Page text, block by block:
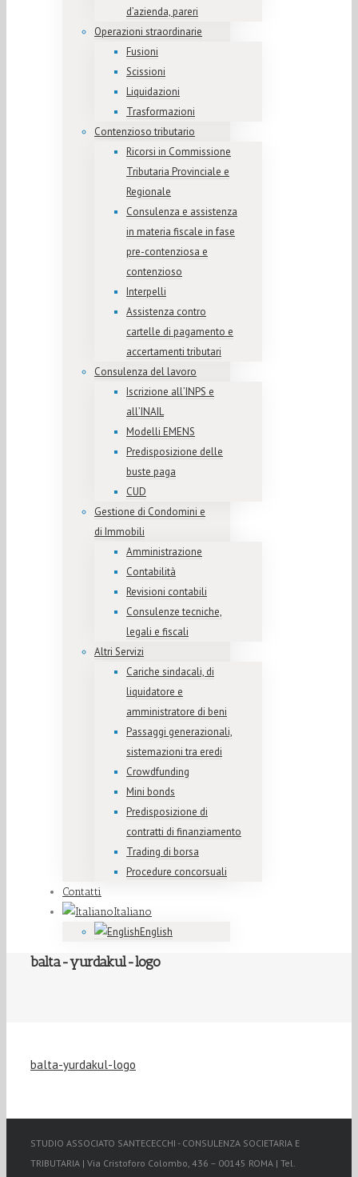
d’azienda, pareri
Operazioni straordinarie
Fusioni
Scissioni
Liquidazioni
Trasformazioni
Contenzioso tributario
Ricorsi in Commissione
Tributaria Provinciale e
Regionale
Consulenza e assistenza
in materia fiscale in fase
pre-contenziosa e
contenzioso
Interpelli
Assistenza contro
cartelle di pagamento e
accertamenti tributari
Consulenza del lavoro
Iscrizione all’INPS e
all’INAIL
Modelli EMENS
Predisposizione delle
buste paga
CUD
Gestione di Condomini e
di Immobili
Amministrazione
Contabilità
Revisioni contabili
Consulenze tecniche,
legali e fiscali
Altri Servizi
Cariche sindacali, di
liquidatore e
amministratore di beni
Passaggi generazionali,
sistemazioni tra eredi
Crowdfunding
Mini bonds
Predisposizione di
contratti di finanziamento
Trading di borsa
Procedure concorsuali
Contatti
Italiano
English
balta-yurdakul-logo
balta-yurdakul-logo
STUDIO ASSOCIATO SANTECECCHI - CONSULENZA SOCIETARIA E
TRIBUTARIA | Via Cristoforo Colombo, 436 – 00145 ROMA | Tel.